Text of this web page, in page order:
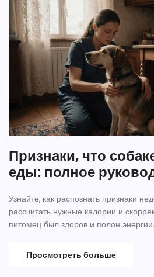
Признаки, что
еды: полное
Узнайте, как распознать признаки
рассчитать нужные калории и
питомец был здоров и полон энергии.
Просмотреть больше